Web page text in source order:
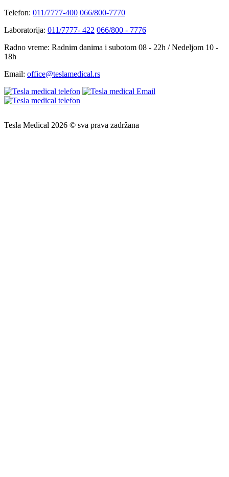
Telefon: 011/7777-400 066/800-7770
Laboratorija: 011/7777- 422 066/800 - 7776
Radno vreme: Radnim danima i subotom 08 - 22h / Nedeljom 10 -
18h
Email: office@teslamedical.rs
Tesla Medical 2026 © sva prava zadržana